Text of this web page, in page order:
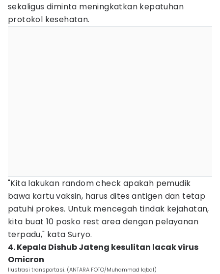
sekaligus diminta meningkatkan kepatuhan
protokol kesehatan.
"Kita lakukan random check apakah pemudik
bawa kartu vaksin, harus dites antigen dan tetap
patuhi prokes. Untuk mencegah tindak kejahatan,
kita buat 10 posko rest area dengan pelayanan
terpadu," kata Suryo.
4. Kepala Dishub Jateng kesulitan lacak virus
Omicron
Ilustrasi transportasi. (ANTARA FOTO/Muhammad Iqbal)